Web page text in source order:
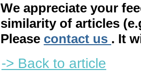
We appreciate your
similarity of articles
Please contact us . It
-> Back to article